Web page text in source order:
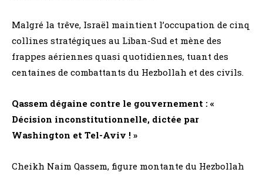
Malgré la trêve, Israël maintient l’occupation de cinq
collines stratégiques au Liban-Sud et mène des
frappes aériennes quasi quotidiennes, tuant des
centaines de combattants du Hezbollah et des civils.
Qassem dégaine contre le gouvernement : «
Décision inconstitutionnelle, dictée par
Washington et Tel-Aviv ! »
Cheikh Naim Qassem, figure montante du Hezbollah